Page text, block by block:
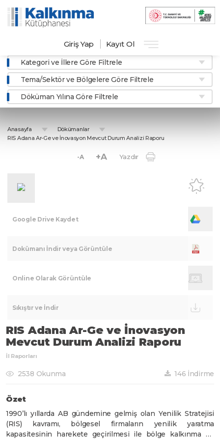
Giriş Yap Kayıt Ol
Kategori ve İllere Göre Filtrele
Tema/Sektör ve Bölgelere Göre Filtrele
Döküman Yılına Göre Filtrele
Anasayfa
Dökümanlar
RIS Adana Ar-Ge ve İnovasyon Mevcut Durum Analizi Raporu
-A +A Yazdır
Google Drive Kaydet
Dokümanı İndir veya Görüntüle
Online Olarak Görüntüle
Sıkıştır ve İndir
RIS Adana Ar-Ge ve İnovasyon
Mevcut Durum Analizi Raporu
İl Raporları
2538 Okunma 146 İndirme
Özet
1990’lı yıllarda AB gündemine gelmiş olan Yenilik Stratejisi
(RIS) kavramı, bölgesel firmaların yenilik yaratma
kapasitesinin harekete geçirilmesi ile bölge kalkınma ve